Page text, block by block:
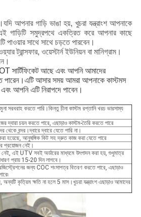
আপনার গাড়ি ভাঙা হয়, খুচরা যন্ত্রাংশ আপনাকে
গাড়িটি সমুদ্রপথে একত্রিত করে আপনার কাছে
পাওয়ার সাথে সাথে চড়তে পারবেন।
ট্রান্সফার, ওয়েস্টার্ন ইউনিয়ন বা মানিগ্রাম।
সার্টিফিকেট আছে এবং আপনি আমাদের
আসার সময় আমরা আপনাকে কাস্টমস
আপনি এটি নিরাপদে পাবেন।
সরবরাহ করতে পারি।কিন্তু চীনা কাস্টম রপ্তানি খরচ ভারসাম্য
দ্বারা চয়ন করতে পারে, এছাড়াও কাস্টম-তৈরি করতে পারে
থেকে বন্দর।দ্বারে দ্বারে যেতে পারি না।
হয়েছে, আনুষঙ্গিক কিট সহ দ্রুত কাজ করা যেতে পারে
প্রয়োজন নেই।
এই UTV সবই অর্ডারের মাধ্যমে উৎপাদন করা হয়, শুধুমাত্র
প্রায় 15-20 দিন লাগবে।
জন্য COC শংসাপত্র বিতরণ করতে পারে, এছাড়াও
অন্যটি কৃত্রিম ক্ষতি না হলে 5 মাস।খুচরা যন্ত্রাংশ এছাড়াও আমাদের